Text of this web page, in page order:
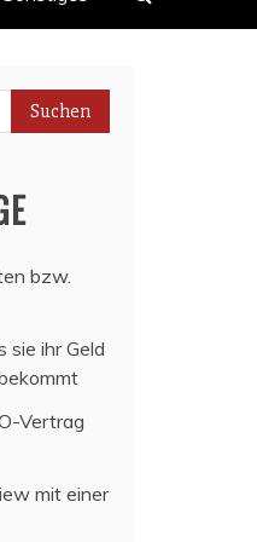
bzw.
sie ihr Geld
Vertrag
mit einer